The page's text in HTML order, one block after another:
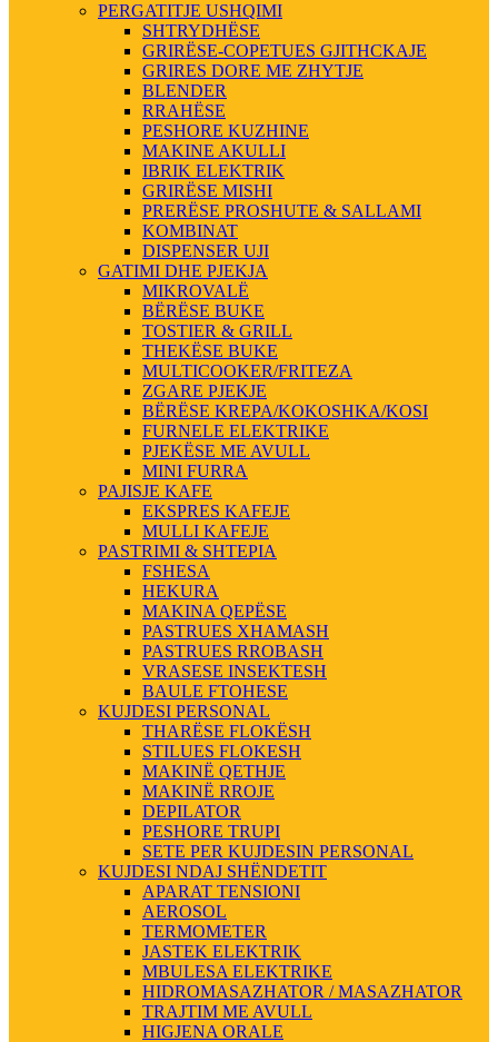
PERGATITJE USHQIMI
SHTRYDHËSE
GRIRËSE-COPETUES GJITHCKAJE
GRIRES DORE ME ZHYTJE
BLENDER
RRAHËSE
PESHORE KUZHINE
MAKINE AKULLI
IBRIK ELEKTRIK
GRIRËSE MISHI
PRERËSE PROSHUTE & SALLAMI
KOMBINAT
DISPENSER UJI
GATIMI DHE PJEKJA
MIKROVALË
BËRËSE BUKE
TOSTIER & GRILL
THEKËSE BUKE
MULTICOOKER/FRITEZA
ZGARE PJEKJE
BËRËSE KREPA/KOKOSHKA/KOSI
FURNELE ELEKTRIKE
PJEKËSE ME AVULL
MINI FURRA
PAJISJE KAFE
EKSPRES KAFEJE
MULLI KAFEJE
PASTRIMI & SHTEPIA
FSHESA
HEKURA
MAKINA QEPËSE
PASTRUES XHAMASH
PASTRUES RROBASH
VRASESE INSEKTESH
BAULE FTOHESE
KUJDESI PERSONAL
THARËSE FLOKËSH
STILUES FLOKESH
MAKINË QETHJE
MAKINË RROJE
DEPILATOR
PESHORE TRUPI
SETE PER KUJDESIN PERSONAL
KUJDESI NDAJ SHËNDETIT
APARAT TENSIONI
AEROSOL
TERMOMETER
JASTEK ELEKTRIK
MBULESA ELEKTRIKE
HIDROMASAZHATOR / MASAZHATOR
TRAJTIM ME AVULL
HIGJENA ORALE